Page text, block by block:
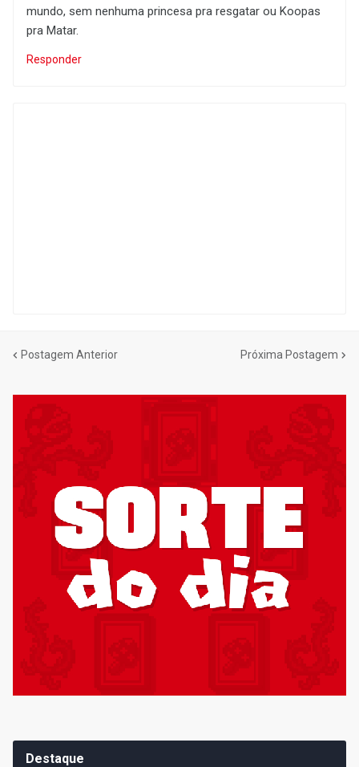
mundo, sem nenhuma princesa pra resgatar ou Koopas
pra Matar.
Responder
Postagem Anterior Próxima Postagem
Destaque